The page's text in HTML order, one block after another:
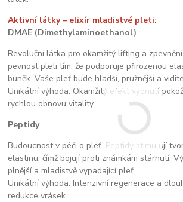
Aktivní látky – elixír mladistvé pleti:
DMAE (Dimethylaminoethanol)
Revoluční látka pro okamžitý lifting a
pevnost pleti tím, že podporuje přirozenou
buněk. Vaše pleť bude hladší, pružnější a
Unikátní výhoda: Okamžitý efekt vypnutí
rychlou obnovu vitality.
Peptidy
Budoucnost v péči o pleť. Peptidy stimulují
elastinu, čímž bojují proti známkám stárnutí.
plnější a mladistvě vypadající pleť.
Unikátní výhoda: Intenzivní regenerace a
redukce vrásek.